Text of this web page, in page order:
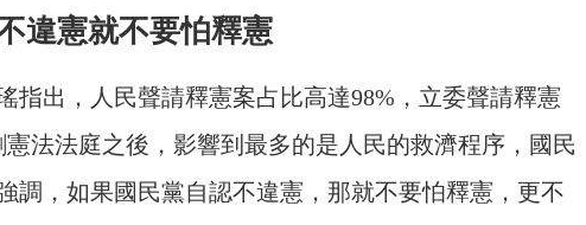
違憲就不要怕釋憲
指出，人民聲請釋憲案占比高達98%，立委聲請釋憲
法法庭之後，影響到最多的是人民的救濟程序，國民
調，如果國民黨自認不違憲，那就不要怕釋憲，更不